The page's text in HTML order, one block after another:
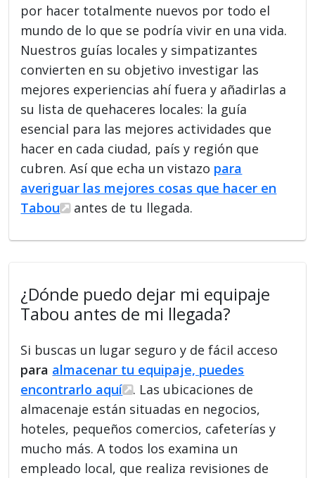
por hacer totalmente nuevos por todo el
mundo de lo que se podría vivir en una vida.
Nuestros guías locales y simpatizantes
convierten en su objetivo investigar las
mejores experiencias ahí fuera y añadirlas a
su lista de quehaceres locales: la guía
esencial para las mejores actividades que
hacer en cada ciudad, país y región que
cubren. Así que echa un vistazo para
averiguar las mejores cosas que hacer en
Tabou
antes de tu llegada.
¿Dónde puedo dejar mi equipaje
Tabou antes de mi llegada?
Si buscas un lugar seguro y de fácil acceso
para almacenar tu equipaje, puedes
encontrarlo aquí
. Las ubicaciones de
almacenaje están situadas en negocios,
hoteles, pequeños comercios, cafeterías y
mucho más. A todos los examina un
empleado local, que realiza revisiones de